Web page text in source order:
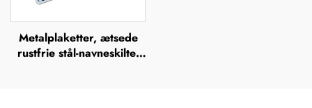
Metalplaketter, ætsede
rustfrie stål-navneskilte,